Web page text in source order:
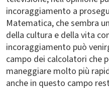
incoraggiamento a
Matematica, che sembra
della cultura e della vita
incoraggiamento può
campo dei calcolatori che
maneggiare molto più
anche in questo campo